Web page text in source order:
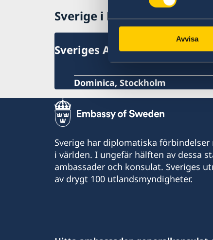
Avvisa
Sverige i Dominica
Sveriges Ambassad
Dominica, Stockholm
Sverige har diplomatiska
i världen. I ungefär hälften av dessa
ambassader och konsulat. Sveriges
av drygt 100 utlandsmyndigheter.